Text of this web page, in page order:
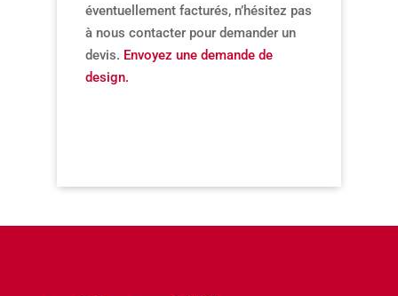
éventuellement facturés, n’hésitez pas
à nous contacter pour demander un
devis. Envoyez une demande de
design.